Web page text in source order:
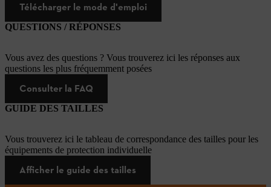
Télécharger le mode d'emploi
QUESTIONS / RÉPONSES
Vous avez des questions ? Vous trouverez ici les réponses aux
questions les plus fréquemment posées
Consulter la FAQ
GUIDE DES TAILLES
Vous trouverez ici le tableau de correspondance des tailles pour les
équipements de protection individuelle
Afficher le guide des tailles